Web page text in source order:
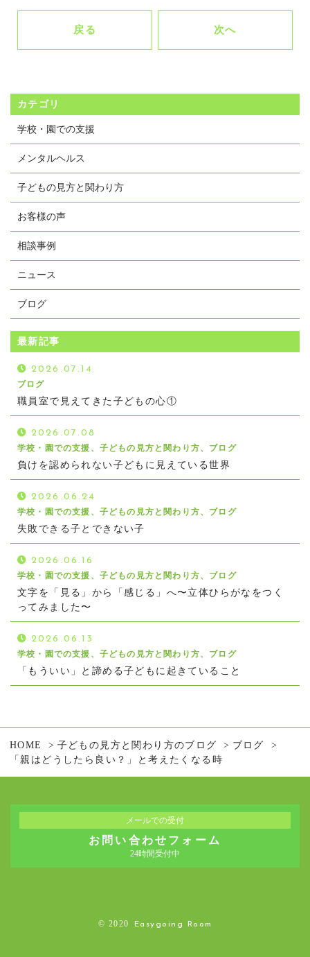
戻る 次へ
カテゴリ
学校・園での支援
メンタルヘルス
子どもの見方と関わり方
お客様の声
相談事例
ニュース
ブログ
最新記事
2026.07.14
ブログ
職員室で見えてきた子どもの心①
2026.07.08
学校・園での支援、子どもの見方と関わり方、ブログ
負けを認められない子どもに見えている世界
2026.06.24
学校・園での支援、子どもの見方と関わり方、ブログ
失敗できる子とできない子
2026.06.16
学校・園での支援、子どもの見方と関わり方、ブログ
文字を「見る」から「感じる」へ〜立体ひらがなをつく
ってみました〜
2026.06.13
学校・園での支援、子どもの見方と関わり方、ブログ
「もういい」と諦める子どもに起きていること
HOME 子どもの見方と関わり方のブログ
ブログ
「親はどうしたら良い？」と考えたくなる時
メールでの受付
お問い合わせフォーム
24時間受付中
© 2020 Easygoing Room